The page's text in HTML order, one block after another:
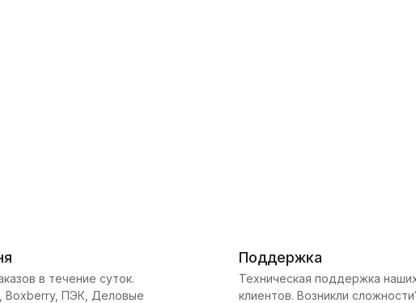
в течение суток.
Boxberry, ПЭК, Деловые
Поддержка
Техническая поддержка
клиентов. Возникли